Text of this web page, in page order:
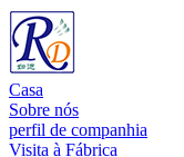
Casa
Sobre nós
perfil de companhia
Visita à Fábrica